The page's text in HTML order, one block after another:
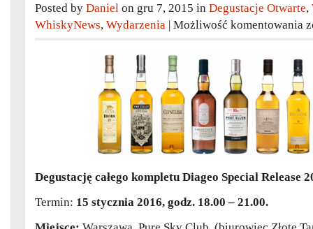
Posted by Daniel on gru 7, 2015 in Degustacje Otwarte,
WhiskyNews, Wydarzenia | Możliwość komentowania
Degustację całego kompletu Diageo Special Release
Termin: 15 stycznia 2016, godz. 18.00 – 21.00.